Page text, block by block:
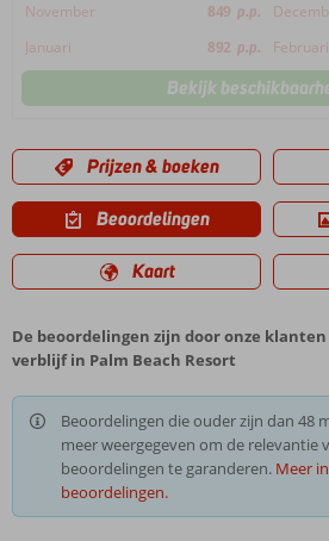
November 849 p.p.
Januari
892 p.p. Februari
Bekijk
Prijzen & boeken
Beoordelingen
Kaart
De beoordelingen zijn door onze
verblijf in Palm Beach Resort
Beoordelingen die ouder zijn dan 48
meer weergegeven om de relevantie
beoordelingen te garanderen. Meer
beoordelingen.